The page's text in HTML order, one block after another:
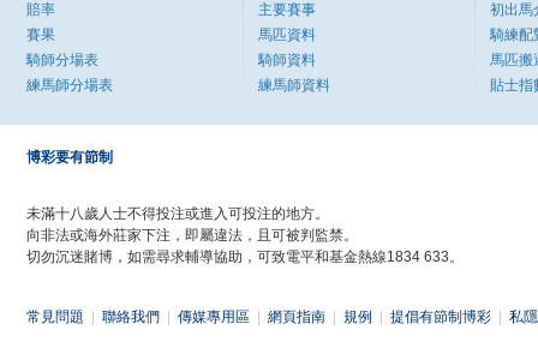
賠率
賽果
騎師分場表
練馬師分場表
主要賽事
馬匹資料
騎師資料
練馬師資料
初出馬
騎練配
馬匹搬
貼士指
博彩要有節制
未滿十八歲人士不得投注或進入可投注的地方。
向非法或海外莊家下注，即屬違法，且可被判監禁。
切勿沉迷賭博，如需尋求輔導協助，可致電平和基金熱線1834 633。
常見問題 聯絡我們 傳媒專用區 網頁指南 規例 提倡有節制博彩 私